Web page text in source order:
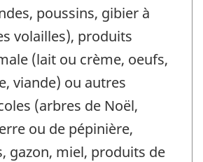
poussins, gibier à
volailles), produits
(lait ou crème, oeufs,
viande) ou autres
(arbres de Noël,
ou de pépinière,
gazon, miel, produits de